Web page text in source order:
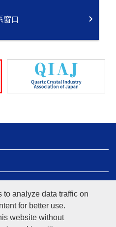
analyze data traffic on
for better use.
website without
窗口